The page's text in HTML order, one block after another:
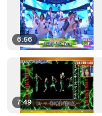
6:56
7:49